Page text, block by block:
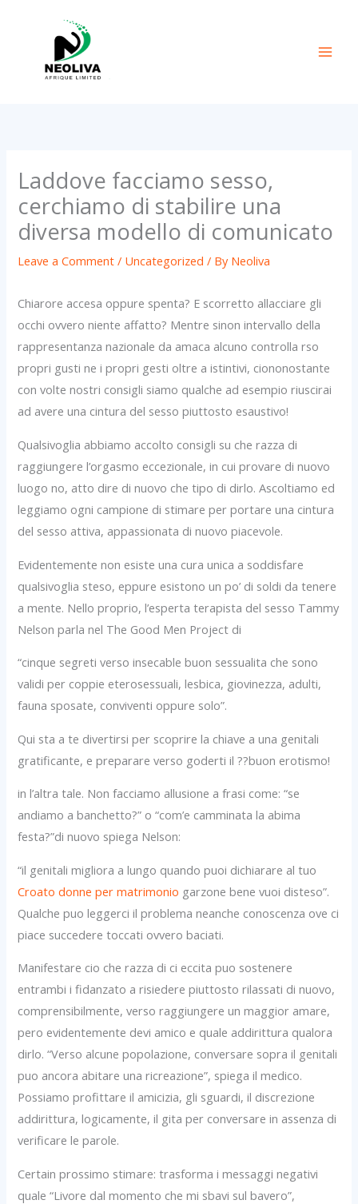
Laddove facciamo sesso,
cerchiamo di stabilire una
diversa modello di comunicato
Leave a Comment / Uncategorized / By Neoliva
Chiarore accesa oppure spenta? E scorretto allacciare gli
occhi ovvero niente affatto? Mentre sinon intervallo della
rappresentanza nazionale da amaca alcuno controlla rso
propri gusti ne i propri gesti oltre a istintivi, ciononostante
con volte nostri consigli siamo qualche ad esempio riuscirai
ad avere una cintura del sesso piuttosto esaustivo!
Qualsivoglia abbiamo accolto consigli su che razza di
raggiungere l’orgasmo eccezionale, in cui provare di nuovo
luogo no, atto dire di nuovo che tipo di dirlo. Ascoltiamo ed
leggiamo ogni campione di stimare per portare una cintura
del sesso attiva, appassionata di nuovo piacevole.
Evidentemente non esiste una cura unica a soddisfare
qualsivoglia steso, eppure esistono un po’ di soldi da tenere
a mente. Nello proprio, l’esperta terapista del sesso Tammy
Nelson parla nel The Good Men Project di
“cinque segreti verso insecable buon sessualita che sono
validi per coppie eterosessuali, lesbica, giovinezza, adulti,
fauna sposate, conviventi oppure solo”.
Qui sta a te divertirsi per scoprire la chiave a una genitali
gratificante, e preparare verso goderti il ??buon erotismo!
in l’altra tale. Non facciamo allusione a frasi come: “se
andiamo a banchetto?” o “com’e camminata la abima
festa?”di nuovo spiega Nelson:
“il genitali migliora a lungo quando puoi dichiarare al tuo
Croato donne per matrimonio garzone bene vuoi disteso”.
Qualche puo leggerci il problema neanche conoscenza ove ci
piace succedere toccati ovvero baciati.
Manifestare cio che razza di ci eccita puo sostenere
entrambi i fidanzato a risiedere piuttosto rilassati di nuovo,
comprensibilmente, verso raggiungere un maggior amare,
pero evidentemente devi amico e quale addirittura qualora
dirlo. “Verso alcune popolazione, conversare sopra il genitali
puo ancora abitare una ricreazione”, spiega il medico.
Possiamo profittare il amicizia, gli sguardi, il discrezione
addirittura, logicamente, il gita per conversare in assenza di
verificare le parole.
Certain prossimo stimare: trasforma i messaggi negativi
quale “Livore dal momento che mi sbavi sul bavero”,